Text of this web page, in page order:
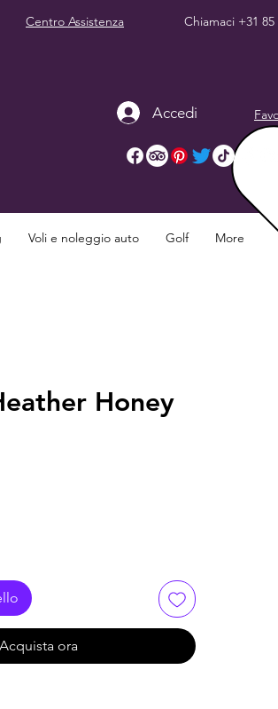
Centro Assistenza Chiamaci +31 85
Accedi
Voli e noleggio auto Golf More
Honey
Acquista ora